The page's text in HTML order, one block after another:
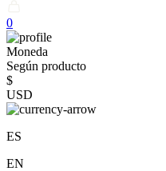
0
Moneda
Según producto
$
USD
ES
EN